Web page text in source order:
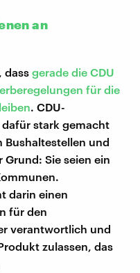
an
dass gerade die CDU
für die
. CDU-
stark gemacht
Bushaltestellen und
Sie seien ein
darin einen
für den
verantwortlich und
zulassen, das